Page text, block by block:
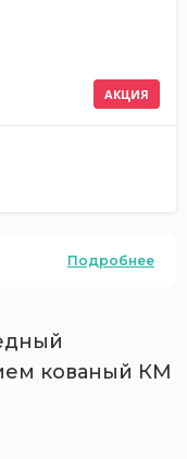
АКЦИЯ
Подробнее
кованый КМ